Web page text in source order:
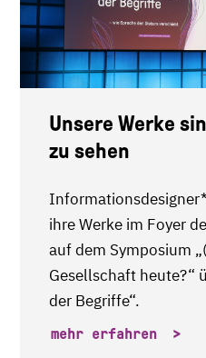
Unsere Werke
zu sehen
ihre Werke im Foyer
auf dem Symposium
Gesellschaft heute?“
der Begriffe“.
mehr erfahren